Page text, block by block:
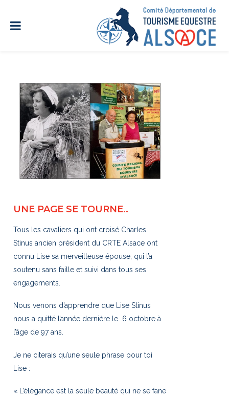
UNE PAGE SE TOURNE..
Tous les cavaliers qui ont croisé Charles
Stinus ancien président du CRTE Alsace ont
connu Lise sa merveilleuse épouse, qui l’a
soutenu sans faille et suivi dans tous ses
engagements.
Nous venons d’apprendre que Lise Stinus
nous a quitté l’année dernière le 6 octobre à
l’âge de 97 ans.
Je ne citerais qu’une seule phrase pour toi
Lise :
« L’élégance est la seule beauté qui ne se fane